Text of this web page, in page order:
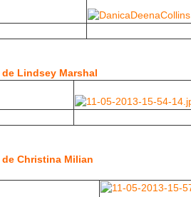
Lindsey Marshal
Christina Milian